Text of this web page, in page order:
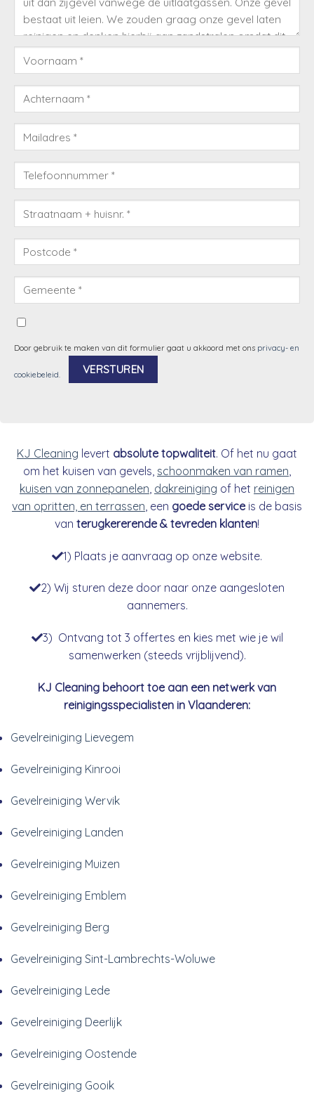
Door gebruik te maken van dit formulier gaat u akkoord met ons privacy- en
cookiebeleid.
KJ Cleaning levert absolute topwaliteit. Of het nu gaat
om het kuisen van gevels, schoonmaken van ramen
kuisen van zonnepanelen dakreiniging of het reinigen
van opritten, en terrassen , een goede serviceis de basis
van terugkererende & tevreden klanten!
1) Plaats je aanvraag op onze website.
2) Wij sturen deze door naar onze aangesloten
aannemers.
3) Ontvang tot 3 offertes en kies met wie je wil
samenwerken (steeds vrijblijvend).
KJ Cleaning behoort toe aan een netwerk van
reinigingsspecialisten in Vlaanderen:
Gevelreiniging Lievegem
Gevelreiniging Kinrooi
Gevelreiniging Wervik
Gevelreiniging Landen
Gevelreiniging Muizen
Gevelreiniging Emblem
Gevelreiniging Berg
Gevelreiniging Sint-Lambrechts-Woluwe
Gevelreiniging Lede
Gevelreiniging Deerlijk
Gevelreiniging Oostende
Gevelreiniging Gooik